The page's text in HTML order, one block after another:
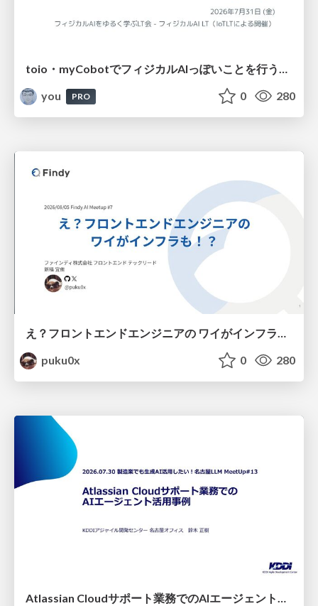
you
PRO 0 280
え？フロントエンドエンジニアの ワイがインフラも！？
puku0x
0 280